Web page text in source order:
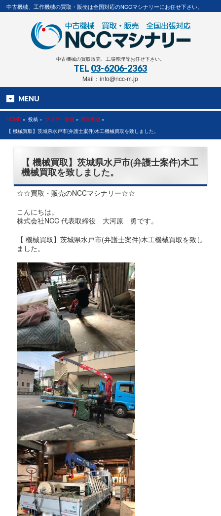
中古機械、工作機械の買取・販売は全国対応のNCCマシナリーにお任せ下さい。
中古機械の買取販売、工場整理等お任せ下さい。
TEL 03-6206-2363
Mail：info@ncc-m.jp
MENU
HOME » 投稿 » ブログ・動画 » 買取実績 »
【 機械買取】茨城県水戸市(弁護士案件)木工機械買取を致しました。
【 機械買取】茨城県水戸市(弁護士案件)木工
機械買取を致しました。
☆☆買取・販売のNCCマシナリー☆☆
こんにちは。
株式会社NCC 代表取締役 大河原 勇です。
【 機械買取】茨城県水戸市(弁護士案件)木工機械買取を致し
ました。